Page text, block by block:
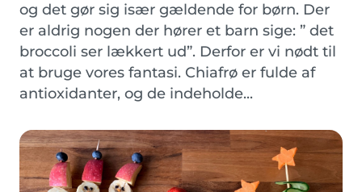
og det gør sig især gældende for børn. Der
er aldrig nogen der hører et barn sige: ” det
broccoli ser lækkert ud”. Derfor er vi nødt til
at bruge vores fantasi. Chiafrø er fulde af
antioxidanter, og de indeholde...